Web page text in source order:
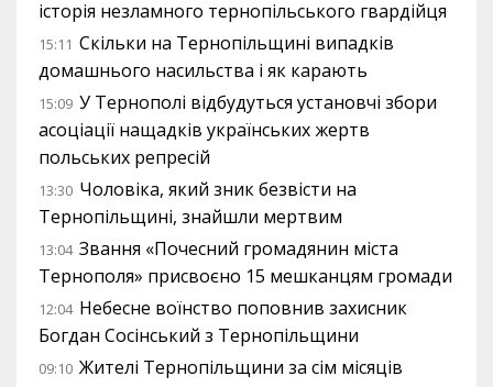
історія незламного тернопільського гвардійця
15:11 Скільки на Тернопільщині випадків
домашнього насильства і як карають
15:09 У Тернополі відбудуться установчі збори
асоціації нащадків українських жертв
польських репресій
13:30 Чоловіка, який зник безвісти на
Тернопільщині, знайшли мертвим
13:04 Звання «Почесний громадянин міста
Тернополя» присвоєно 15 мешканцям громади
12:04 Небесне воїнство поповнив захисник
Богдан Сосінський з Тернопільщини
09:10 Жителі Тернопільщини за сім місяців